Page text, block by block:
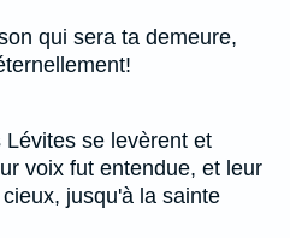
qui sera ta demeure,
se levèrent et
voix fut entendue, et leur
jusqu'à la sainte